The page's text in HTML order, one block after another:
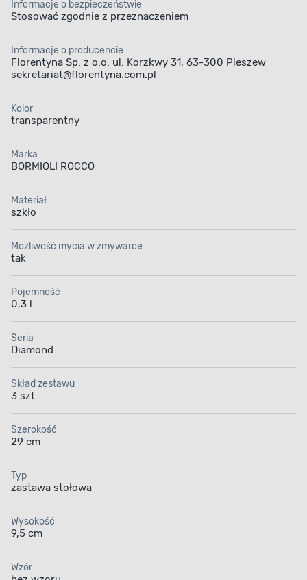
Informacje o bezpieczeństwie
Stosować zgodnie z przeznaczeniem
Informacje o producencie
Florentyna Sp. z o.o. ul. Korzkwy 31, 63-300 Pleszew
sekretariat@florentyna.com.pl
Kolor
transparentny
Marka
BORMIOLI ROCCO
Materiał
szkło
Możliwość mycia w zmywarce
tak
Pojemność
0,3 l
Seria
Diamond
Skład zestawu
3 szt.
Szerokość
29 cm
Typ
zastawa stołowa
Wysokość
9,5 cm
Wzór